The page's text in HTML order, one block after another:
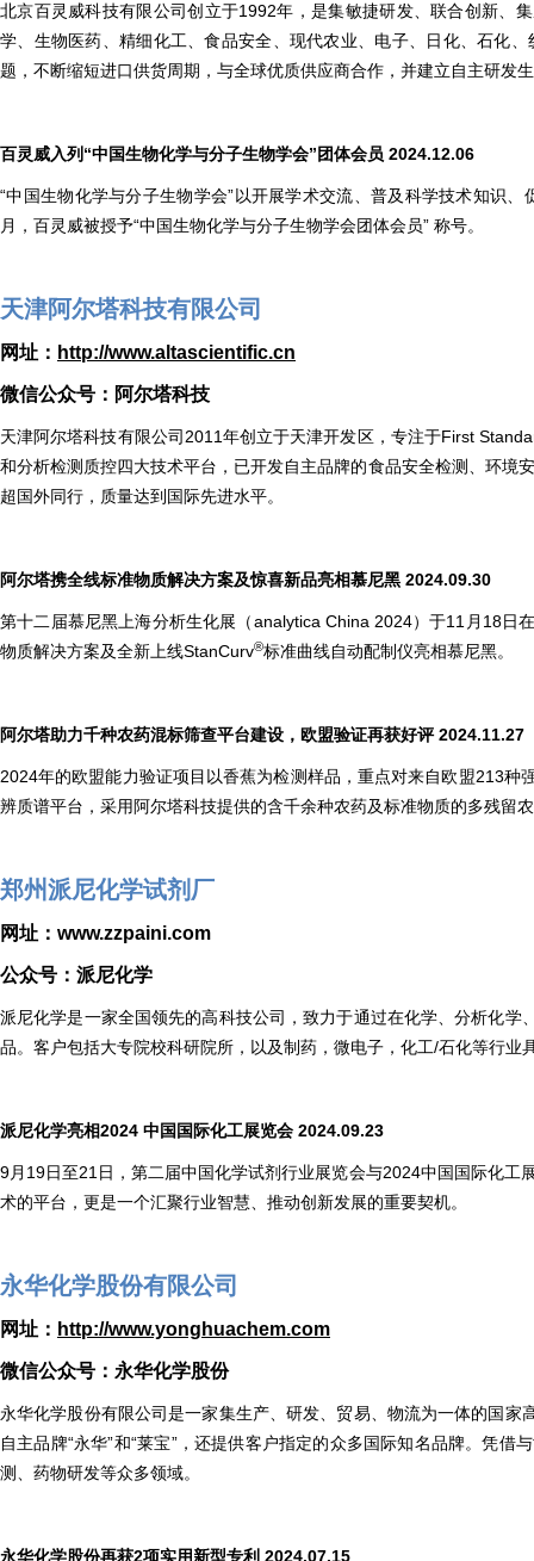
北京百灵威科技有限公司创立于1992年，是集敏捷研发、联合创新、
学、生物医药、精细化工、食品安全、现代农业、电子、日化、石化
题，不断缩短进口供货周期，与全球优质供应商合作，并建立自主研发
百灵威入列“中国生物化学与分子生物学会”团体会员 2024.12.06
“中国生物化学与分子生物学会”以开展学术交流、普及科学技术知识
月，百灵威被授予“中国生物化学与分子生物学会团体会员” 称号。
天津阿尔塔科技有限公司
网址： http://www.altascientific.cn
微信公众号：阿尔塔科技
天津阿尔塔科技有限公司2011年创立于天津开发区，专注于First
和分析检测质控四大技术平台，已开发自主品牌的食品安全检测、环境
超国外同行，质量达到国际先进水平。
阿尔塔携全线标准物质解决方案及惊喜新品亮相慕尼黑 2024.09.30
第十二届慕尼黑上海分析生化展（analytica China 2024）于11月18日
物质解决方案及全新上线StanCurv®标准曲线自动配制仪亮相慕尼黑。
阿尔塔助力千种农药混标筛查平台建设，欧盟验证再获好评 2024.11.27
2024年的欧盟能力验证项目以香蕉为检测样品，重点对来自欧盟213
辨质谱平台，采用阿尔塔科技提供的含千余种农药及标准物质的多残留
郑州派尼化学试剂厂
网址：www.zzpaini.com
公众号：派尼化学
派尼化学是一家全国领先的高科技公司，致力于通过在化学、分析化
品。客户包括大专院校科研院所，以及制药，微电子，化工/石化等行业
派尼化学亮相2024 中国国际化工展览会 2024.09.23
9月19日至21日，第二届中国化学试剂行业展览会与2024中国国际化
术的平台，更是一个汇聚行业智慧、推动创新发展的重要契机。
永华化学股份有限公司
网址： http://www.yonghuachem.com
微信公众号：永华化学股份
永华化学股份有限公司是一家集生产、研发、贸易、物流为一体的国
自主品牌“永华”和“莱宝”，还提供客户指定的众多国际知名品牌。凭
测、药物研发等众多领域。
永华化学股份再获2项实用新型专利 2024.07.15